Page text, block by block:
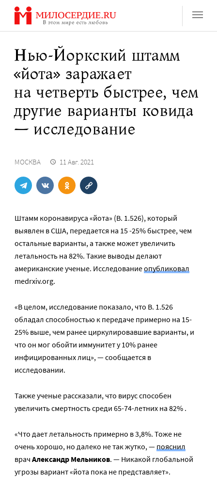
Перейти
содержанию
Нью-Йоркский штамм
«йота» заражает
на четверть быстрее, чем
другие варианты ковида
— исследование
МОСКВА 11 Авг. 2021
Штамм коронавируса «йота» (B. 1.526), который
выявлен в США, передается на 15 -25% быстрее, чем
остальные варианты, а также может увеличить
летальность на 82%. Такие выводы делают
американские ученые. Исследованиеопубликовал
medrxiv.org.
«В целом, исследование показало, что B. 1.526
обладал способностью к передаче примерно на 15-
25% выше, чем ранее циркулировавшие варианты, и
что он мог обойти иммунитет у 10% ранее
инфицированных лиц», — сообщается в
исследовании.
Также ученые рассказали, что вирус способен
увеличить смертность среди 65-74-летних на 82% .
«Что дает летальность примерно в 3,8%. Тоже не
очень хорошо, но далеко не так жутко, —пояснил
врач Александр Мельников. — Никакой глобальной
угрозы вариант «йота пока не представляет».